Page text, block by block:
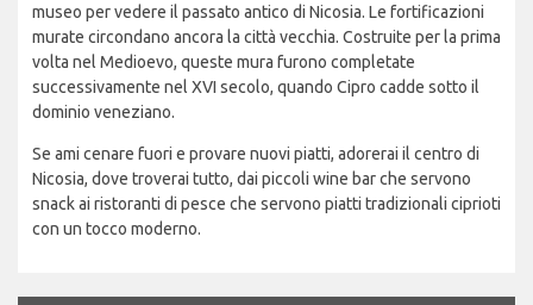
museo per vedere il passato antico di Nicosia. Le fortificazioni
murate circondano ancora la città vecchia. Costruite per la prima
volta nel Medioevo, queste mura furono completate
successivamente nel XVI secolo, quando Cipro cadde sotto il
dominio veneziano.
Se ami cenare fuori e provare nuovi piatti, adorerai il centro di
Nicosia, dove troverai tutto, dai piccoli wine bar che servono
snack ai ristoranti di pesce che servono piatti tradizionali ciprioti
con un tocco moderno.